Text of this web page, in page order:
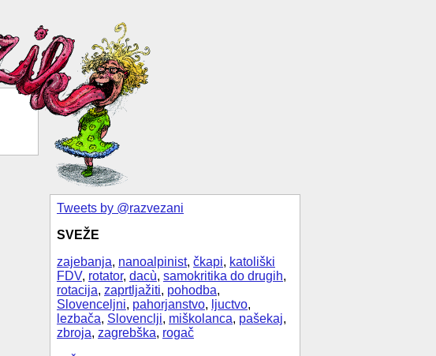
Tweets by @razvezani
SVEŽE
zajebanja, nanoalpinist, čkapi, katoliški
FDV, rotator, dacù, samokritika do drugih,
rotacija, zaprtljažiti, pohodba,
Slovenceljni, pahorjanstvo, ljuctvo,
lezbača, Slovenclji, miškolanca, pašekaj,
zbroja, zagrebška, rogač